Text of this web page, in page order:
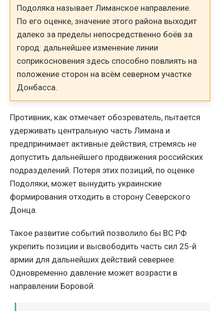
Подоляка называет Лиманское направление.
По его оценке, значение этого района выходит
далеко за пределы непосредственно боёв за
город: дальнейшее изменение линии
соприкосновения здесь способно повлиять на
положение сторон на всём северном участке
Донбасса.
Противник, как отмечает обозреватель, пытается
удерживать центральную часть Лимана и
предпринимает активные действия, стремясь не
допустить дальнейшего продвижения российских
подразделений. Потеря этих позиций, по оценке
Подоляки, может вынудить украинские
формирования отходить в сторону Северского
Донца.
Такое развитие событий позволило бы ВС РФ
укрепить позиции и высвободить часть сил 25-й
армии для дальнейших действий севернее.
Одновременно давление может возрасти в
направлении Боровой.